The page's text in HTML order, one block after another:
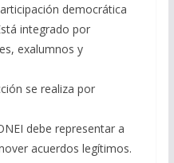
democrática
integrado por
exalumnos y
se realiza por
debe representar a
acuerdos legítimos.